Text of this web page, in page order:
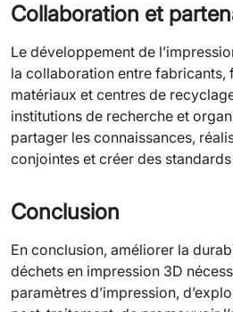
Collaboration et
Le développement de
la collaboration entre fabricants,
matériaux et centres de
institutions de recherche et
partager les connaissances,
conjointes et créer des
Conclusion
En conclusion, améliorer la
déchets en impression 3D
paramètres d’impression,